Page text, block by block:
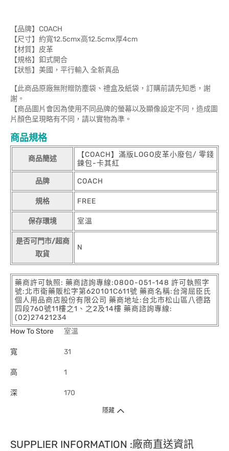
【品牌】COACH
【尺寸】約寬12.5cmx高12.5cmx厚4cm
【材質】皮革
【規格】釦式開合
【狀態】美國，平行輸入 全新真品
【此商品原廠無附贈防塵袋、禮盒及紙袋，訂購前請先知悉，謝
謝。
【商品圖片會因為使用不同品牌的螢幕以及顯像設定不同，造成圖
片顏色呈現略有不同，請以實物為準。
商品規格
商品簡述
【COACH】滿版LOGO皮革小廢包/ 零錢
鍊包-卡其紅
品牌 COACH
規格 FREE
保存環境 室溫
是否可門市/超商
取貨
N
藥商許可執照: 藥商諮詢專線:0800-051-148 許可執照字
號:北市衛藥販松字第620101C611號 藥商名稱:台灣屈臣氏
個人用品商店股份有限公司 藥商地址:台北市松山區八德路
四段760號11樓之1、之2及14樓 藥商諮詢專線:
(02)27421234
How To Store
室溫
寬 31
高 1
深 170
隱藏
SUPPLIER INFORMATION :廠商直送資訊